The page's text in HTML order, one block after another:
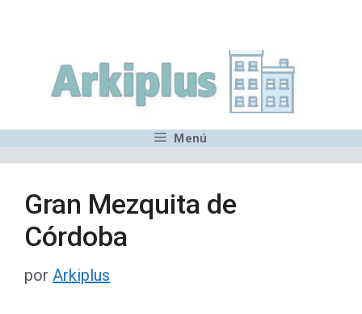
contenido
Menú
Gran Mezquita de
Córdoba
por Arkiplus